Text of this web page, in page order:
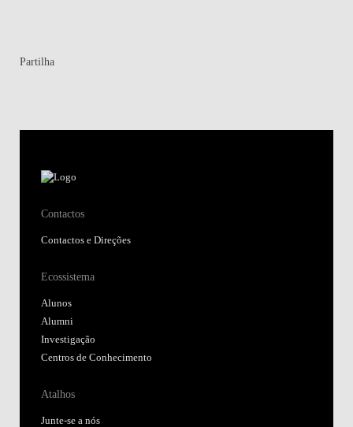
Partilha
Contactos
Contactos e Direções
Ecossistema
Alunos
Alumni
Investigação
Centros de Conhecimento
Atalhos
Junte-se a nós